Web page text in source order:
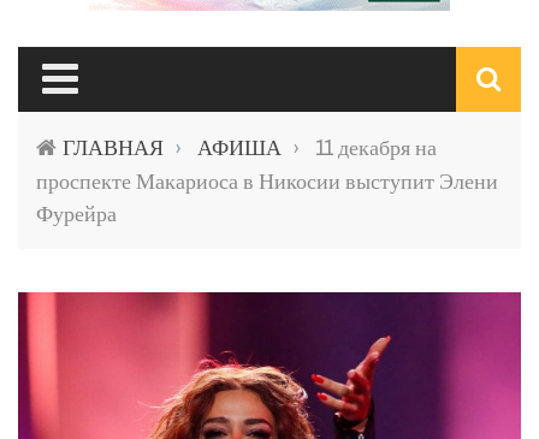
ГЛАВНАЯ › АФИША ›
11 декабря на
проспекте Макариоса в Никосии выступит Элени
Фурейра